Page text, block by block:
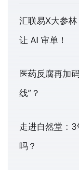
汇联易X大参
让 AI 审单！
医药反腐再加
线”？
走进自然堂：
吗？